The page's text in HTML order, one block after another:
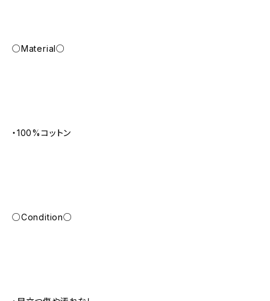
○Material○
・100%コットン
○Condition○